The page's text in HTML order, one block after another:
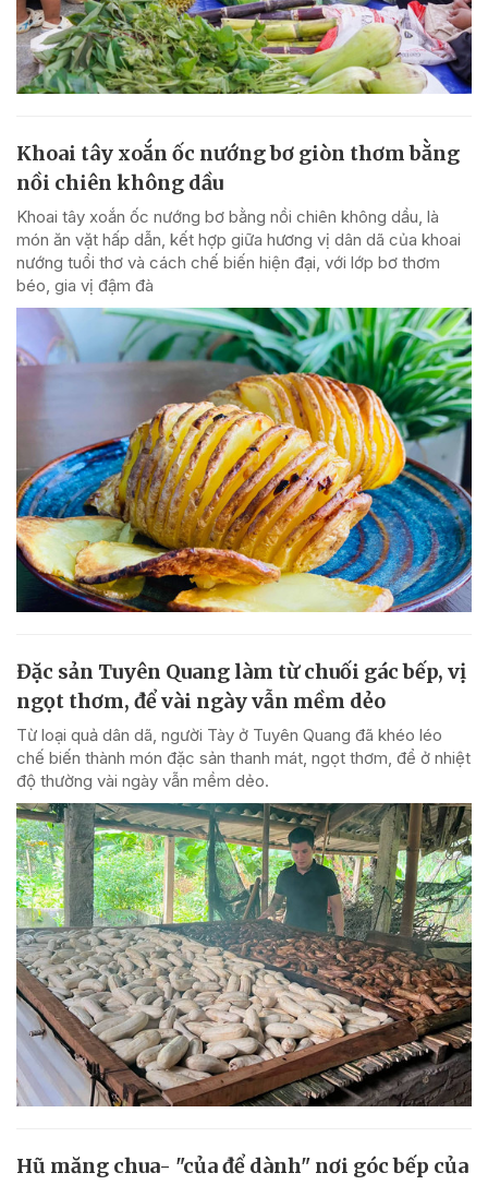
Khoai tây xoắn ốc nướng bơ giòn thơm bằng
nồi chiên không dầu
Khoai tây xoắn ốc nướng bơ bằng nồi chiên không dầu, là
món ăn vặt hấp dẫn, kết hợp giữa hương vị dân dã của khoai
nướng tuổi thơ và cách chế biến hiện đại, với lớp bơ thơm
béo, gia vị đậm đà
Đặc sản Tuyên Quang làm từ chuối gác bếp, vị
ngọt thơm, để vài ngày vẫn mềm dẻo
Từ loại quả dân dã, người Tày ở Tuyên Quang đã khéo léo
chế biến thành món đặc sản thanh mát, ngọt thơm, để ở nhiệt
độ thường vài ngày vẫn mềm dẻo.
Hũ măng chua- "của để dành" nơi góc bếp của